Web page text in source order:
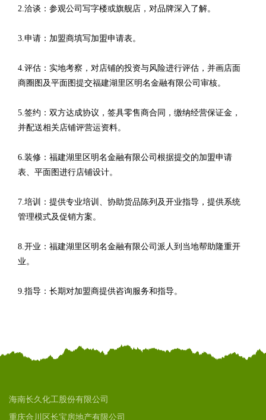
2.洽谈：参观公司写字楼或旗舰店，对品牌深入了解。
3.申请：加盟商填写加盟申请表。
4.评估：实地考察，对店铺的投资与风险进行评估，并画店面
商圈图及平面图提交福建湖里区明名金融有限公司审核。
5.签约：双方达成协议，签具零售商合同，缴纳经营保证金，
并配送相关店铺评营运资料。
6.装修：福建湖里区明名金融有限公司根据提交的加盟申请
表、平面图进行店铺设计。
7.培训：提供专业培训、协助货品陈列及开业指导，提供系统
管理模式及促销方案。
8.开业：福建湖里区明名金融有限公司派人到当地帮助隆重开
业。
9.指导：长期对加盟商提供咨询服务和指导。
海南长久化工股份有限公司
重庆合川区长宝房地产有限公司